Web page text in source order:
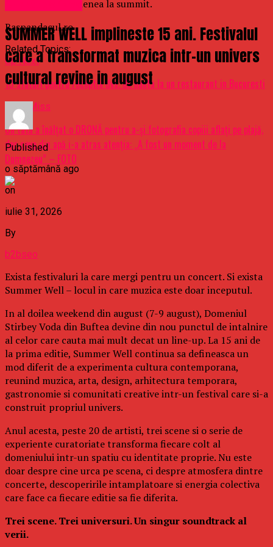
participa de asemenea la summit.
Raspandacul.ro
Related Topics:
Up Next
10 sfaturi pentru receptia dvs. de nunta la un restaurant in Bucuresti
Don't Miss
Un tată a înălţat o DRONĂ pentru a-şi fotografia copiii aflaţi pe plajă,
dar ceva din apă i-a atras atenţia: „A fost un moment de la
Dumnezeu” – FOTO
SUMMER WELL implineste 15 ani. Festivalul
care a transformat muzica intr-un univers
cultural revine in august
Published
o săptămână ago
on
iulie 31, 2026
By
b2bseo
Exista festivaluri la care mergi pentru un concert. Si exista
Summer Well – locul in care muzica este doar inceputul.
In al doilea weekend din august (7-9 august), Domeniul
Stirbey Voda din Buftea devine din nou punctul de intalnire
al celor care cauta mai mult decat un line-up. La 15 ani de
la prima editie, Summer Well continua sa defineasca un
mod diferit de a experimenta cultura contemporana,
reunind muzica, arta, design, arhitectura temporara,
gastronomie si comunitati creative intr-un festival care si-a
construit propriul univers.
Anul acesta, peste 20 de artisti, trei scene si o serie de
experiente curatoriate transforma fiecare colt al
domeniului intr-un spatiu cu identitate proprie. Nu este
doar despre cine urca pe scena, ci despre atmosfera dintre
concerte, descoperirile intamplatoare si energia colectiva
care face ca fiecare editie sa fie diferita.
Trei scene. Trei universuri. Un singur soundtrack al
verii.